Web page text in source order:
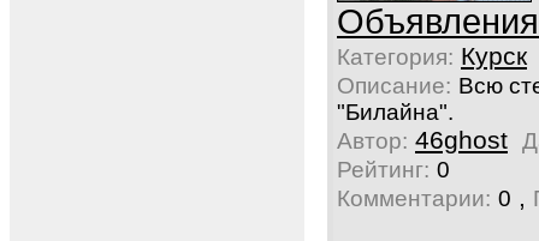
Объявления
Категория: Курск
Описание: Всю
"Билайна".
Автор: 46ghost
Рейтинг: 0
Комментарии: 0 ,